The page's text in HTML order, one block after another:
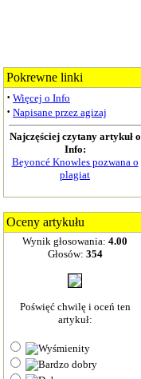
Pokrewne linki
· Więcej o Info
· Napisane przez agizaj
Najczęściej czytany artykuł o
Info:
Beyoncé Knowles pozwana o
plagiat
Oceny artykułu
Wynik głosowania: 4.00
Głosów: 354
Poświęć chwilę i oceń ten
artykuł: